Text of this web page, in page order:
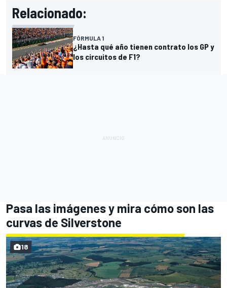
Relacionado:
FÓRMULA 1
¿Hasta qué año tienen contrato los GP y
los circuitos de F1?
Pasa las imágenes y mira cómo son las
curvas de Silverstone
18